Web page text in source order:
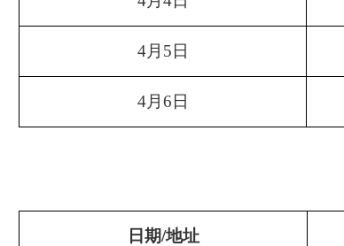
4月5日
4月6日
日期/地址